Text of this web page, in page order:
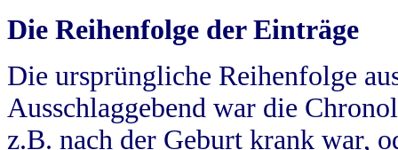
Die Reihenfolge der Einträge
Die ursprüngliche Reihenfolge
Ausschlaggebend war die
z.B. nach der Geburt krank war,